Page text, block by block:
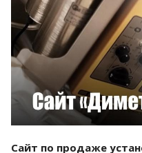
Сайт по продаже